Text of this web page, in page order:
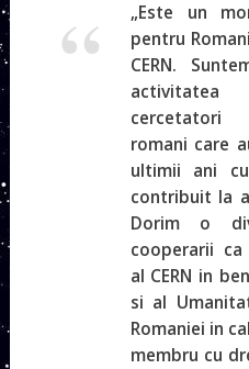
„Este un
pentru
CERN.
romani care
ultimii ani
contribuit la
Dorim o
cooperarii
al CERN in
si al
Romaniei in
membru cu